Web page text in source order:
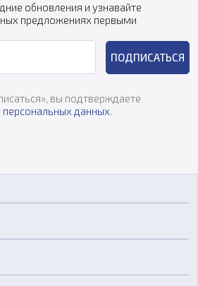
обновления и узнавайте
предложениях первыми
ПОДПИСАТЬСЯ
вы подтверждаете
персональных данных.